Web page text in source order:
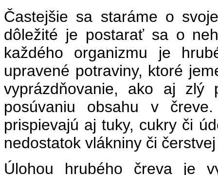
Častejšie sa staráme o
dôležité je postarať sa o
každého organizmu je
upravené potraviny, ktoré
vyprázdňovanie, ako aj zlý
posúvaniu obsahu v
prispievajú aj tuky, cukry či
nedostatok vlákniny či
Úlohou hrubého čreva je